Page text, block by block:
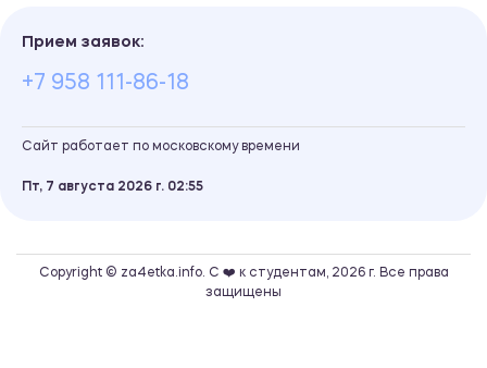
Прием заявок:
+7 958 111-86-18
Сайт работает по московскому времени
Пт, 7 августа 2026 г. 02 55
Copyright © za4etka.info. С ❤️ к студентам, 2026 г. Все права
защищены